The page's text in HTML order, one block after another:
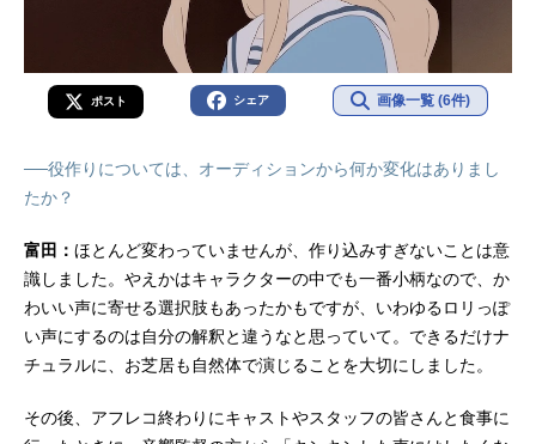
ポスト シェア 画像一覧 (6件)
──役作りについては、オーディションから何か変化はありまし
たか？
富田： ほとんど変わっていませんが、作り込みすぎないことは意
識しました。やえかはキャラクターの中でも一番小柄なので、か
わいい声に寄せる選択肢もあったかもですが、いわゆるロリっぽ
い声にするのは自分の解釈と違うなと思っていて。できるだけナ
チュラルに、お芝居も自然体で演じることを大切にしました。
その後、アフレコ終わりにキャストやスタッフの皆さんと食事に